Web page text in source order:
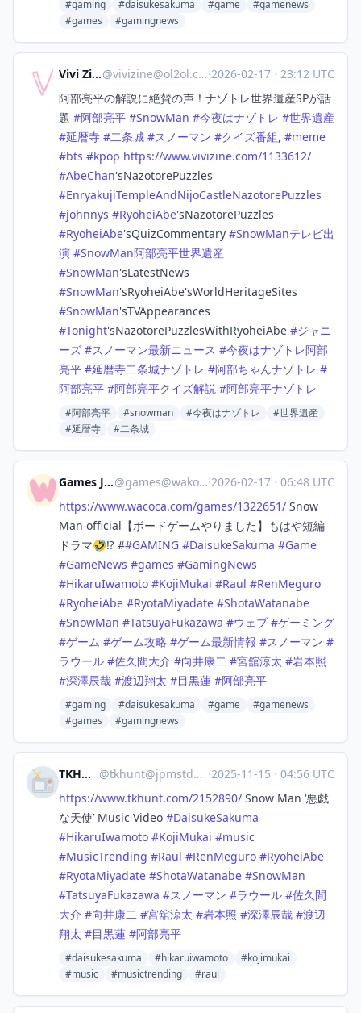
#gaming #daisukesakuma #game
#gamenews
#games
#gamingnews
Vivi Zine@vivizine@ol2ol.com ·2026-02-17 · 23:12 UTC
阿部亮平の解説に絶賛の声！ナゾトレ世界遺産SPが話
題 #阿部亮平 #SnowMan #今夜はナゾトレ #世界遺産
#延暦寺 #二条城 #スノーマン #クイズ番組, #meme
#bts #kpop https://www.vivizine.com/1133612/
#AbeChan'sNazotorePuzzles
#EnryakujiTempleAndNijoCastleNazotorePuzzles
#johnnys #RyoheiAbe'sNazotorePuzzles
#RyoheiAbe'sQuizCommentary #SnowManテレビ出
演 #SnowMan阿部亮平世界遺産
#SnowMan'sLatestNews
#SnowMan'sRyoheiAbe'sWorldHeritageSites
#SnowMan'sTVAppearances
#Tonight'sNazotorePuzzlesWithRyoheiAbe #ジャニ
ーズ #スノーマン最新ニュース #今夜はナゾトレ阿部
亮平 #延暦寺二条城ナゾトレ #阿部ちゃんナゾトレ #
阿部亮平 #阿部亮平クイズ解説 #阿部亮平ナゾトレ
#阿部亮平 #snowman #今夜はナゾトレ
#世界遺産
#延暦寺
#二条城
Games Japan@games@wakoka.com ·2026-02-17 · 06:48 UTC
https://www.wacoca.com/games/1322651/ Snow
Man official【ボードゲームやりました】もはや短編
ドラマ🤣⁉️ ##GAMING #DaisukeSakuma #Game
#GameNews #games #GamingNews
#HikaruIwamoto #KojiMukai #Raul #RenMeguro
#RyoheiAbe #RyotaMiyadate #ShotaWatanabe
#SnowMan #TatsuyaFukazawa #ウェブ #ゲーミング
#ゲーム #ゲーム攻略 #ゲーム最新情報 #スノーマン #
ラウール #佐久間大介 #向井康二 #宮舘涼太 #岩本照
#深澤辰哉 #渡辺翔太 #目黒蓮 #阿部亮平
#gaming #daisukesakuma #game
#gamenews
#games
#gamingnews
TKHUNT @tkhunt@jpmstdn.com ·2025-11-15 · 04:56 UTC
https://www.tkhunt.com/2152890/ Snow Man ‘悪戯
な天使’ Music Video #DaisukeSakuma
#HikaruIwamoto #KojiMukai #music
#MusicTrending #Raul #RenMeguro #RyoheiAbe
#RyotaMiyadate #ShotaWatanabe #SnowMan
#TatsuyaFukazawa #スノーマン #ラウール #佐久間
大介 #向井康二 #宮舘涼太 #岩本照 #深澤辰哉 #渡辺
翔太 #目黒蓮 #阿部亮平
#daisukesakuma #hikaruiwamoto
#kojimukai
#music
#musictrending #raul